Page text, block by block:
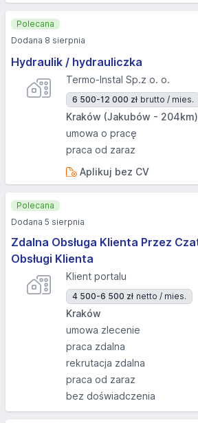
Hydraulik / hydrauliczka
Termo-Instal Sp.z o. o.
6 500-12 000 zł brutto / mies.
Kraków (Jakubów - 204km)
umowa o pracę
praca od zaraz
Aplikuj bez CV
Polecana
Dodana 8 sierpnia
Zdalna Obsługa Klienta Przez
Obsługi Klienta
Klient portalu
4 500-6 500 zł netto / mies.
Kraków
umowa zlecenie
praca zdalna
rekrutacja zdalna
praca od zaraz
bez doświadczenia
Polecana
Dodana 5 sierpnia